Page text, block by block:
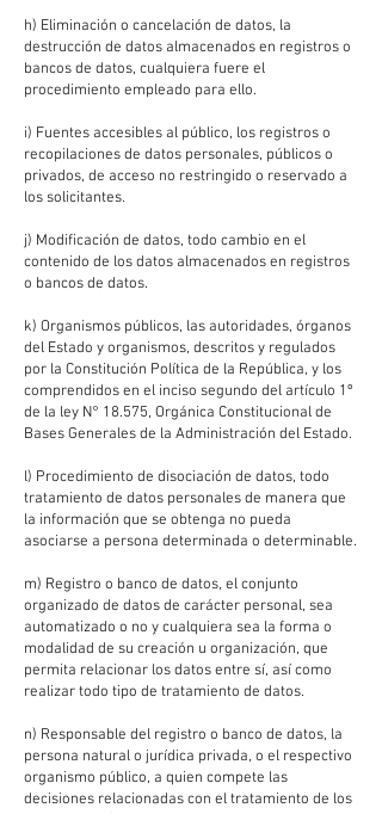
h) Eliminación o cancelación de datos, la
destrucción de datos almacenados en registros o
bancos de datos, cualquiera fuere el
procedimiento empleado para ello.
i) Fuentes accesibles al público, los registros o
recopilaciones de datos personales, públicos o
privados, de acceso no restringido o reservado a
los solicitantes.
j) Modificación de datos, todo cambio en el
contenido de los datos almacenados en registros
o bancos de datos.
k) Organismos públicos, las autoridades, órganos
del Estado y organismos, descritos y regulados
por la Constitución Política de la República, y los
comprendidos en el inciso segundo del artículo 1º
de la ley N° 18.575, Orgánica Constitucional de
Bases Generales de la Administración del Estado.
l) Procedimiento de disociación de datos, todo
tratamiento de datos personales de manera que
la información que se obtenga no pueda
asociarse a persona determinada o determinable.
m) Registro o banco de datos, el conjunto
organizado de datos de carácter personal, sea
automatizado o no y cualquiera sea la forma o
modalidad de su creación u organización, que
permita relacionar los datos entre sí, así como
realizar todo tipo de tratamiento de datos.
n) Responsable del registro o banco de datos, la
persona natural o jurídica privada, o el respectivo
organismo público, a quien compete las
decisiones relacionadas con el tratamiento de los